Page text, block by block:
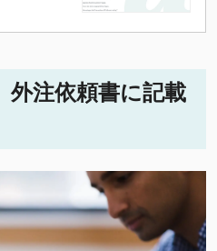
る際の注意
外注依頼書に記載